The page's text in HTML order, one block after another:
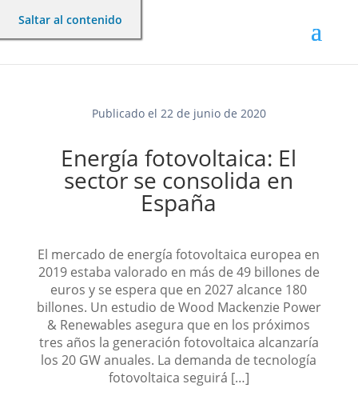
Saltar al contenido
Publicado el 22 de junio de 2020
Energía fotovoltaica: El
sector se consolida en
España
El mercado de energía fotovoltaica europea en
2019 estaba valorado en más de 49 billones de
euros y se espera que en 2027 alcance 180
billones. Un estudio de Wood Mackenzie Power
& Renewables asegura que en los próximos
tres años la generación fotovoltaica alcanzaría
los 20 GW anuales. La demanda de tecnología
fotovoltaica seguirá […]